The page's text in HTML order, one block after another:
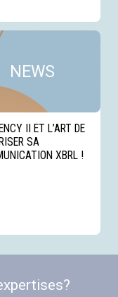
NEWS
II ET L’ART DE
SA
XBRL !